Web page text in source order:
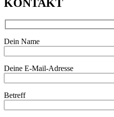
KONTAKT
Dein Name
Deine E-Mail-Adresse
Betreff